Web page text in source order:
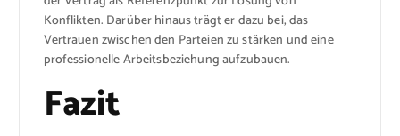
Konflikten. Darüber hinaus trägt er dazu bei, das
Vertrauen zwischen den Parteien zu stärken und eine
professionelle Arbeitsbeziehung aufzubauen.
Fazit